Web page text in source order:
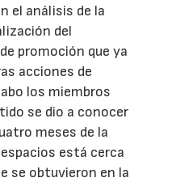
el análisis de la
del
promoción que ya
acciones de
los miembros
se dio a conocer
meses de la
está cerca
se obtuvieron en la